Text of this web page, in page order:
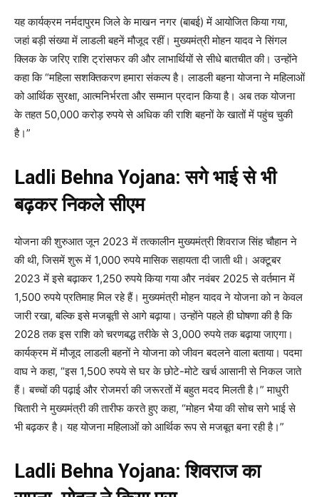
यह कार्यक्रम नर्मदापुरम जिले के माखन नगर (बाबई) में आयोजित किया गया,
जहां बड़ी संख्या में लाडली बहनें मौजूद रहीं। मुख्यमंत्री मोहन यादव ने सिंगल
क्लिक के जरिए राशि ट्रांसफर की और लाभार्थियों से सीधे बातचीत की। उन्होंने
कहा कि “महिला सशक्तिकरण हमारा संकल्प है। लाडली बहना योजना ने महिलाओं
को आर्थिक सुरक्षा, आत्मनिर्भरता और सम्मान प्रदान किया है। अब तक योजना
के तहत 50,000 करोड़ रुपये से अधिक की राशि बहनों के खातों में पहुंच चुकी
है।”
Ladli Behna Yojana: सगे भाई से भी
बढ़कर निकले सीएम
योजना की शुरुआत जून 2023 में तत्कालीन मुख्यमंत्री शिवराज सिंह चौहान ने
की थी, जिसमें शुरू में 1,000 रुपये मासिक सहायता दी जाती थी। अक्टूबर
2023 में इसे बढ़ाकर 1,250 रुपये किया गया और नवंबर 2025 से वर्तमान में
1,500 रुपये प्रतिमाह मिल रहे हैं। मुख्यमंत्री मोहन यादव ने योजना को न केवल
जारी रखा, बल्कि इसे मजबूती से आगे बढ़ाया। उन्होंने पहले ही घोषणा की है कि
2028 तक इस राशि को चरणबद्ध तरीके से 3,000 रुपये तक बढ़ाया जाएगा।
कार्यक्रम में मौजूद लाडली बहनों ने योजना को जीवन बदलने वाला बताया। पदमा
वाघ ने कहा, “इस 1,500 रुपये से घर के छोटे-मोटे खर्च आसानी से निकल जाते
हैं। बच्चों की पढ़ाई और रोजमर्रा की जरूरतों में बहुत मदद मिलती है।” माधुरी
चितारी ने मुख्यमंत्री की तारीफ करते हुए कहा, “मोहन भैया की सोच सगे भाई से
भी बढ़कर है। यह योजना महिलाओं को आर्थिक रूप से मजबूत बना रही है।”
Ladli Behna Yojana: शिवराज का